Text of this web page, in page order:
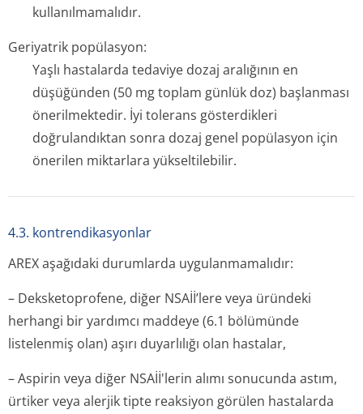
kullanılmamalıdır.
Geriyatrik popülasyon:
Yaşlı hastalarda tedaviye dozaj aralığının en
düşüğünden (50 mg toplam günlük doz) başlanması
önerilmektedir. İyi tolerans gösterdikleri
doğrulandıktan sonra dozaj genel popülasyon için
önerilen miktarlara yükseltilebilir.
4.3. kontrendikasyonlar
AREX aşağıdaki durumlarda uygulanmamalıdır:
– Deksketoprofene, diğer NSAİİ’lere veya üründeki
herhangi bir yardımcı maddeye (6.1 bölümünde
listelenmiş olan) aşırı duyarlılığı olan hastalar,
– Aspirin veya diğer NSAİİ'lerin alımı sonucunda astım,
ürtiker veya alerjik tipte reaksiyon görülen hastalarda